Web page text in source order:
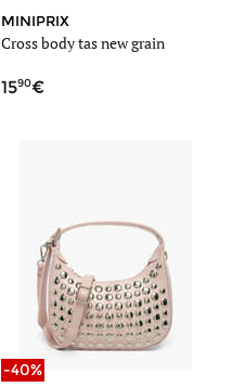
MINIPRIX
Cross body tas new grain
1590
-40%